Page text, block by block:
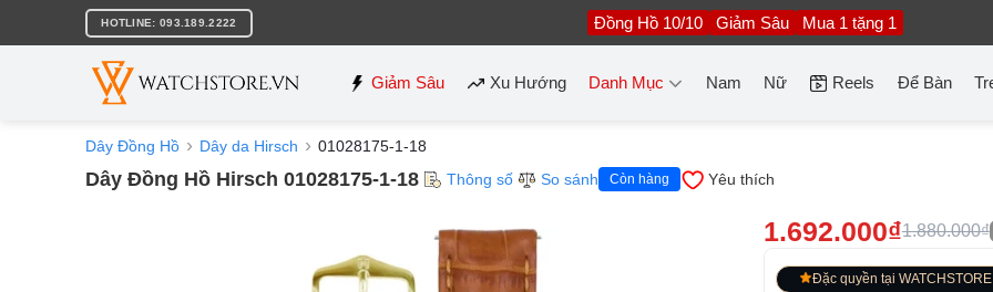
nội
HOTLINE: 093.189.2222 Đồng Hồ 10/10 Giảm Sâu Mua 1 tặng 1
Giảm Sâu Xu Hướng Danh Mục Nam Nữ Reels Để Bàn
Dây Đồng Hồ Dây da Hirsch 01028175-1-18
Dây Đồng Hồ Hirsch 01028175-1-18 Thông số So sánh Còn hàng Yêu thích
1.692.000₫1.880.000₫
Đặc quyền tại WATCHSTORE